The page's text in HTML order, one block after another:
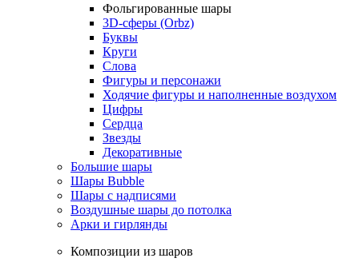
Фольгированные шары
3D-сферы (Orbz)
Буквы
Круги
Слова
Фигуры и персонажи
Ходячие фигуры и наполненные воздухом
Цифры
Сердца
Звезды
Декоративные
Большие шары
Шары Bubble
Шары с надписями
Воздушные шары до потолка
Арки и гирлянды
Композиции из шаров